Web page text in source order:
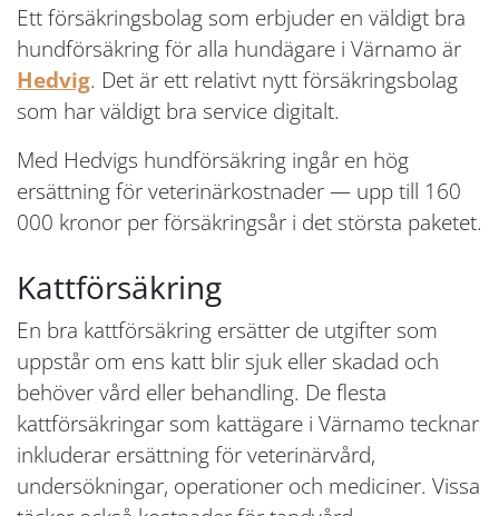
Ett försäkringsbolag som erbjuder en väldigt bra
hundförsäkring för alla hundägare i Värnamo är
Hedvig. Det är ett relativt nytt försäkringsbolag
som har väldigt bra service digitalt.
Med Hedvigs hundförsäkring ingår en hög
ersättning för veterinärkostnader — upp till 160
000 kronor per försäkringsår i det största paketet.
Kattförsäkring
En bra kattförsäkring ersätter de utgifter som
uppstår om ens katt blir sjuk eller skadad och
behöver vård eller behandling. De flesta
kattförsäkringar som kattägare i Värnamo tecknar
inkluderar ersättning för veterinärvård,
undersökningar, operationer och mediciner. Vissa